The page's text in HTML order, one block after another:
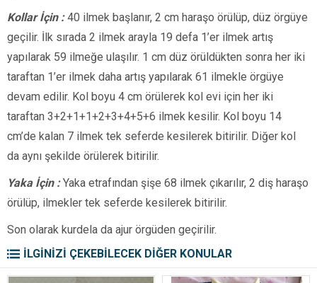
Kollar İçin :40 ilmek başlanır, 2 cm haraşo örülüp, düz örgüye
geçilir. İlk sırada 2 ilmek arayla 19 defa 1’er ilmek artış
yapılarak 59 ilmeğe ulaşılır. 1 cm düz örüldükten sonra her iki
taraftan 1’er ilmek daha artış yapılarak 61 ilmekle örgüye
devam edilir. Kol boyu 4 cm örülerek kol evi için her iki
taraftan 3+2+1+1+2+3+4+5+6 ilmek kesilir. Kol boyu 14
cm’de kalan 7 ilmek tek seferde kesilerek bitirilir. Diğer kol
da aynı şekilde örülerek bitirilir.
Yaka İçin :Yaka etrafından şişe 68 ilmek çıkarılır, 2 diş haraşo
örülüp, ilmekler tek seferde kesilerek bitirilir.
Son olarak kurdela da ajur örgüden geçirilir.
İLGİNİZİ ÇEKEBİLECEK DİĞER KONULAR